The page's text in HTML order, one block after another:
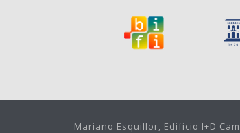
Mariano Esquillor, Edificio I+D